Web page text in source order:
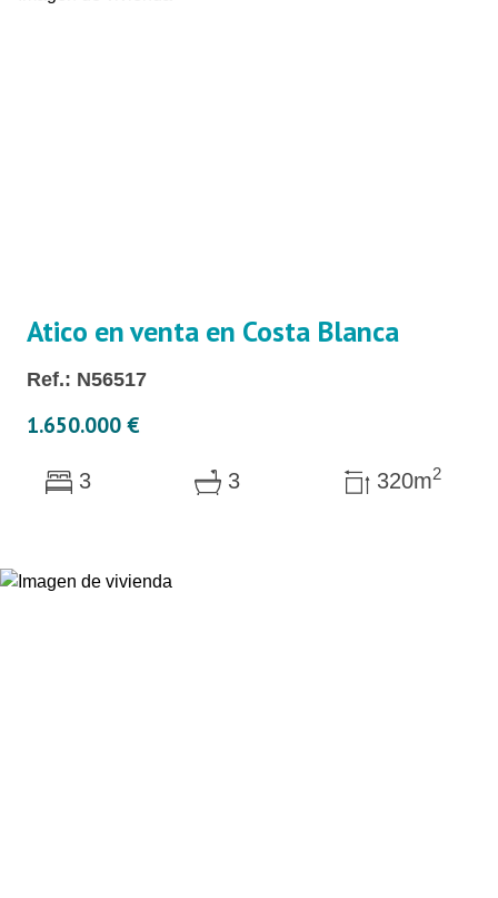
Atico en venta en Costa Blanca
Ref.: N56517
1.650.000 €
3 3 320m2